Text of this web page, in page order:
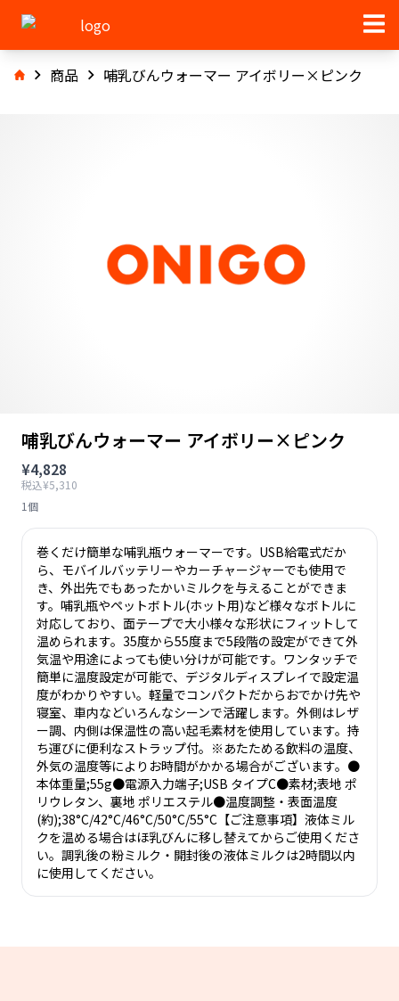
商品 哺乳びんウォーマー アイボリー×ピンク
哺乳びんウォーマー アイボリー×ピンク
¥4,828
税込¥5,310
1個
巻くだけ簡単な哺乳瓶ウォーマーです。USB給電式だか
ら、モバイルバッテリーやカーチャージャーでも使用で
き、外出先でもあったかいミルクを与えることができま
す。哺乳瓶やペットボトル(ホット用)など様々なボトルに
対応しており、面テープで大小様々な形状にフィットして
温められます。35度から55度まで5段階の設定ができて外
気温や用途によっても使い分けが可能です。ワンタッチで
簡単に温度設定が可能で、デジタルディスプレイで設定温
度がわかりやすい。軽量でコンパクトだからおでかけ先や
寝室、車内などいろんなシーンで活躍します。外側はレザ
ー調、内側は保温性の高い起毛素材を使用しています。持
ち運びに便利なストラップ付。※あたためる飲料の温度、
外気の温度等によりお時間がかかる場合がございます。●
本体重量;55g●電源入力端子;USB タイプC●素材;表地 ポ
リウレタン、裏地 ポリエステル●温度調整・表面温度
(約);38°C/42°C/46°C/50°C/55°C【ご注意事項】液体ミル
クを温める場合はほ乳びんに移し替えてからご使用くださ
い。調乳後の粉ミルク・開封後の液体ミルクは2時間以内
に使用してください。